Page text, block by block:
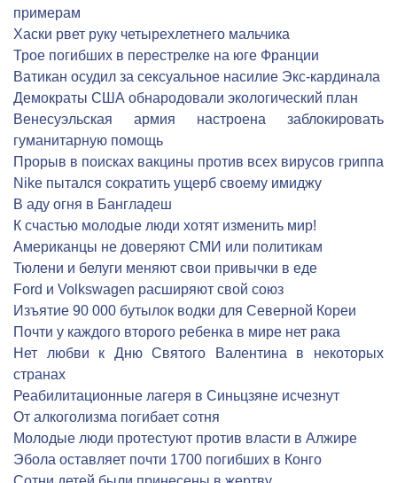
примерам
Хаски рвет руку четырехлетнего мальчика
Трое погибших в перестрелке на юге Франции
Ватикан осудил за сексуальное насилие Экс-кардинала
Демократы США обнародовали экологический план
Венесуэльская армия настроена заблокировать
гуманитарную помощь
Прорыв в поисках вакцины против всех вирусов гриппа
Nike пытался сократить ущерб своему имиджу
В аду огня в Бангладеш
К счастью молодые люди хотят изменить мир!
Американцы не доверяют СМИ или политикам
Тюлени и белуги меняют свои привычки в еде
Ford и Volkswagen расширяют свой союз
Изъятие 90 000 бутылок водки для Северной Кореи
Почти у каждого второго ребенка в мире нет рака
Нет любви к Дню Святого Валентина в некоторых
странах
Реабилитационные лагеря в Синьцзяне исчезнут
От алкоголизма погибает сотня
Молодые люди протестуют против власти в Алжире
Эбола оставляет почти 1700 погибших в Конго